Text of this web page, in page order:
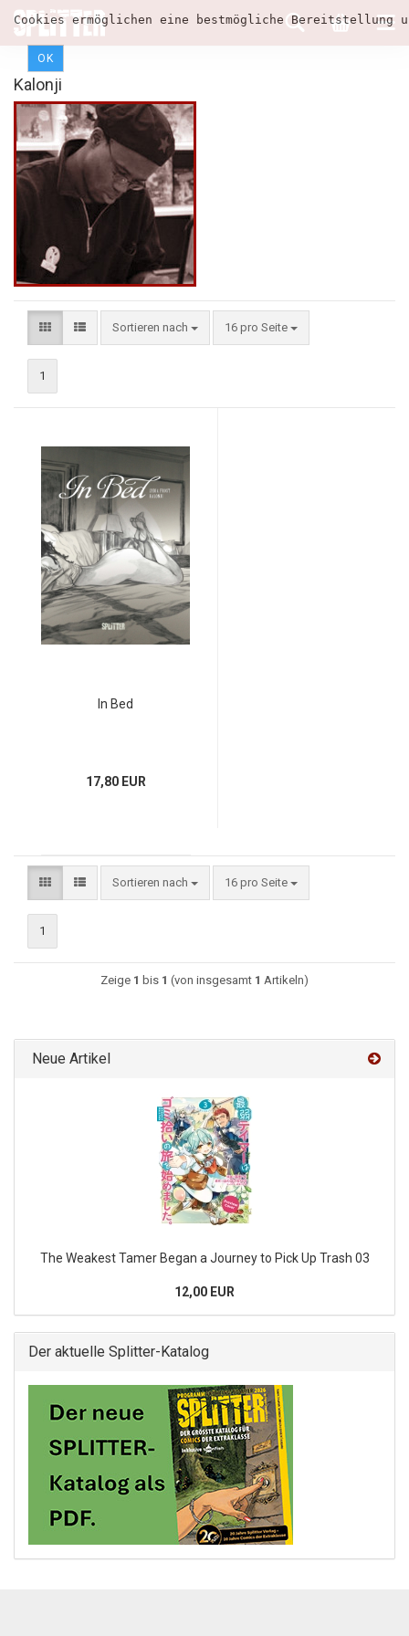
Cookies ermöglichen eine bestmögliche
OK
Kalonji
Sortieren nach 16 pro Seite
1
In Bed
17,80 EUR
Sortieren nach 16 pro Seite
1
Zeige 1 bis 1 (von insgesamt 1 Artikeln)
Neue Artikel
The Weakest Tamer Began a Journey to Pick Up Trash 03
12,00 EUR
Der aktuelle Splitter-Katalog